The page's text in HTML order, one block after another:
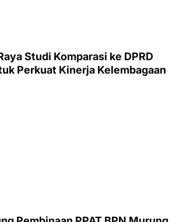
Studi Komparasi ke DPRD
Perkuat Kinerja Kelembagaan